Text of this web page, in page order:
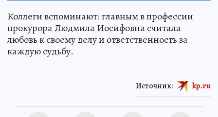
Коллеги вспоминают: главным в профессии
прокурора Людмила Иосифовна считала
любовь к своему делу и ответственность за
каждую судьбу.
Источник: kp.ru